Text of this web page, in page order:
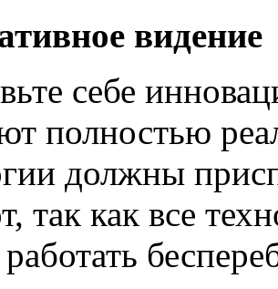
видение
себе
полностью
должны
так как все